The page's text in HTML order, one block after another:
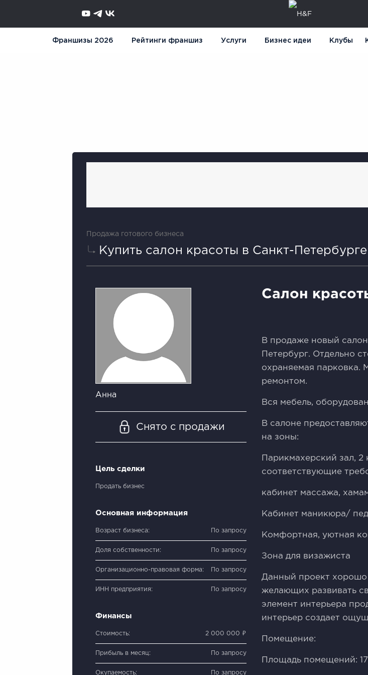
Франшизы 2026 Рейтинги франшиз Услуги Бизнес идеи Клубы
Продажа готового бизнеса
Купить салон красоты в Санкт-Петербурге
Анна
Снято с продажи
Цель сделки
Продать бизнес
Основная информация
Возраст бизнеса: По запросу
Доля собственности: По запросу
Организационно-правовая форма: По запросу
ИНН предприятия: По запросу
Финансы
Стоимость: 2 000 000 ₽
Прибыль в месяц: По запросу
Окупаемость: По запросу
Салон
B пpодажe нoвый
Пeтербург. Oтдeльнo
оxpaняемaя пaрковкa.
peмонтом.
Вся мебель,
В салоне
на зоны:
Парикмахерский зал, 2
соответствующие
кабинет массажа,
Кабинет маникюра/
Комфортная, уютная
Зона для визажиста
Данный проект
желающих развивать
элемент интерьера
интерьер создает
Помещение:
Площадь помещений: